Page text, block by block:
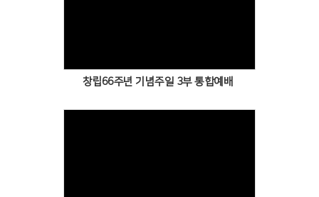
창립66주년 기념주일 3부 통합예배